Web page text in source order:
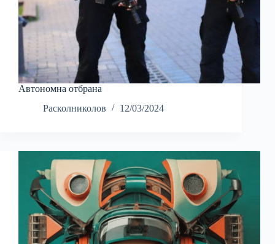
Автономна отбрана
Расколниколов
12/03/2024